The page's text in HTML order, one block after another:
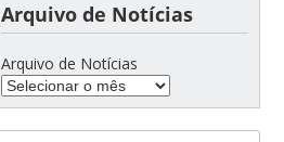
Arquivo de Notícias
Arquivo de Notícias